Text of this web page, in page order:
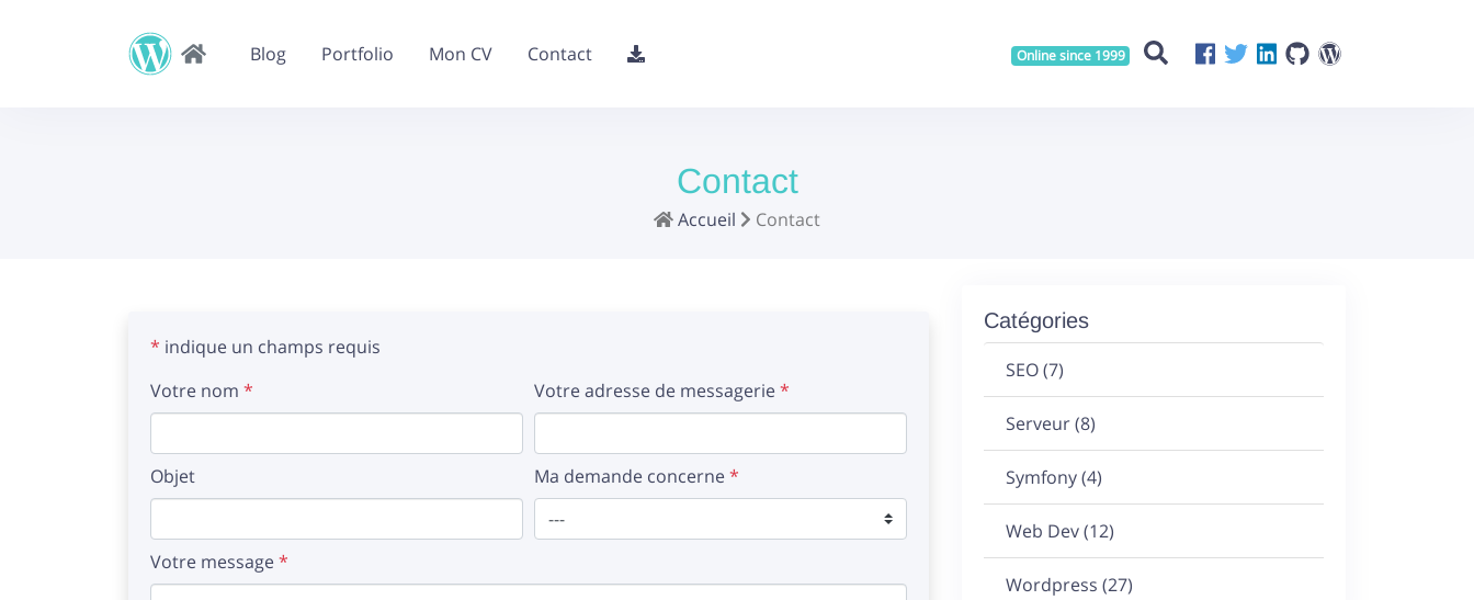
Blog Portfolio Mon CV Contact Online since 1999
Contact
Accueil Contact
* indique un champs requis
Votre nom * Votre adresse de messagerie*
Objet Ma demande concerne*
Votre message*
Catégories
SEO(7)
Serveur(8)
Symfony(4)
Web Dev(12)
Wordpress (27)